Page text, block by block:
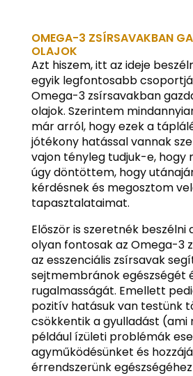
OMEGA-3 ZSÍRSAVAKBAN
OLAJOK
Azt hiszem, itt az ideje
egyik legfontosabb
Omega-3 zsírsavakban
olajok. Szerintem
már arról, hogy ezek a
jótékony hatással vannak
vajon tényleg tudjuk-e, hogy
úgy döntöttem, hogy
kérdésnek és megosztom
tapasztalataimat.
Először is szeretnék
olyan fontosak az Omega-3
az esszenciális zsírsavak
sejtmembránok egészségét
rugalmasságát. Emellett
pozitív hatásuk van testünk
csökkentik a gyulladást (ami
például ízületi problémák
agyműködésünket és
érrendszerünk egészségéhez